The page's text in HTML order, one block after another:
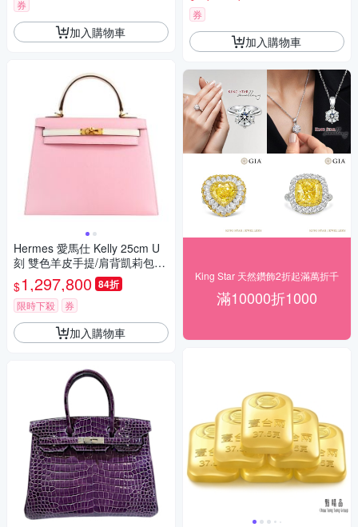
券
加入購物車
Hermes 愛馬仕 Kelly 25cm U
刻 雙色羊皮手提/肩背凱莉包
(馬蹄印訂製款/00粉/金釦)
$1,297,800 84折
限時下殺 券
加入購物車
券
加入購物車
King Star 天然鑽飾2折起滿萬折千
滿10000折1000